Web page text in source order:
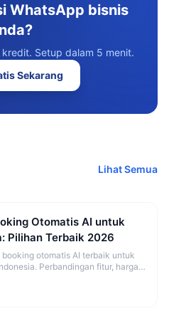
WhatsApp bisnis
Setup dalam 5 menit.
Sekarang
Lihat Semua
Otomatis AI untuk
Pilihan Terbaik 2026
otomatis AI terbaik untuk
Perbandingan fitur, harga,